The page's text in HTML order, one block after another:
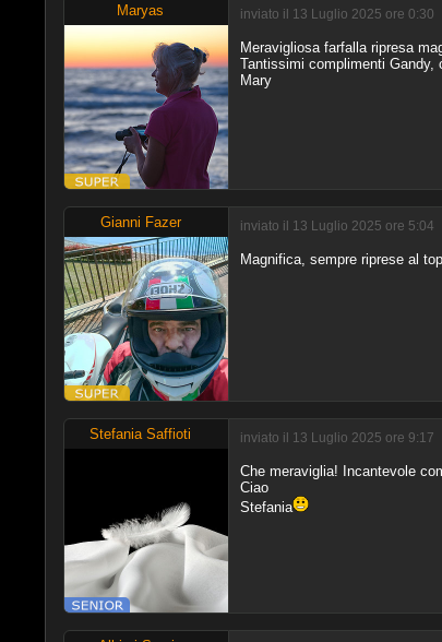
Maryas inviato il 13 Luglio 2025 ore 0:30
Meravigliosa farfalla ripresa
Tantissimi complimenti Gandy,
Mary
Gianni Fazer inviato il 13 Luglio 2025 ore 5:04
Magnifica, sempre riprese al top
Stefania Saffioti inviato il 13 Luglio 2025 ore 9:17
Che meraviglia! Incantevole
Ciao
Stefania